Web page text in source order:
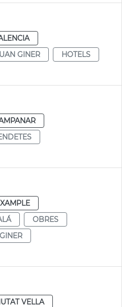
GINER
HOTELS
OBRES
VELLA